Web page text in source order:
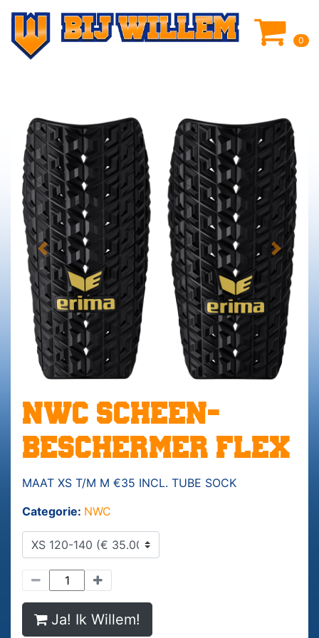
0
Previous Next
NWC SCHEEN-
BESCHERMER FLEX
MAAT XS T/M M €35 INCL. TUBE SOCK
Categorie: NWC
Ja! Ik Willem!